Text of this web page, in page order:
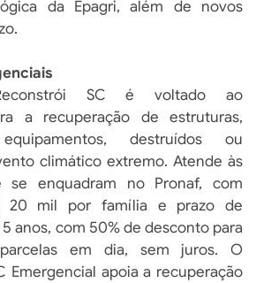
da Epagri, além de novos
SC é voltado ao
a recuperação de estruturas,
destruídos ou
climático extremo. Atende às
se enquadram no Pronaf, com
20 mil por família e prazo de
anos, com 50% de desconto para
em dia, sem juros. O
Emergencial apoia a recuperação